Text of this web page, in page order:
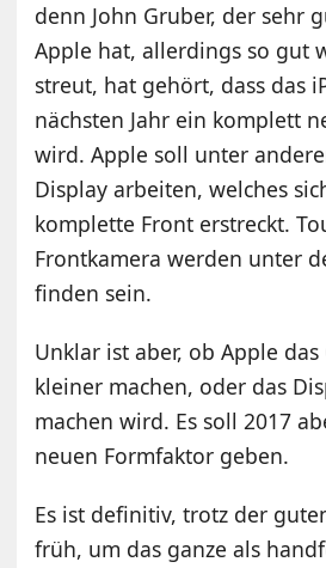
denn John Gruber, der sehr
Apple hat, allerdings so gut
streut, hat gehört, dass das
nächsten Jahr ein komplett
wird. Apple soll unter
Display arbeiten, welches
komplette Front erstreckt.
Frontkamera werden unter
finden sein.
Unklar ist aber, ob Apple
kleiner machen, oder das
machen wird. Es soll 2017
neuen Formfaktor geben.
Es ist definitiv, trotz der
früh, um das ganze als